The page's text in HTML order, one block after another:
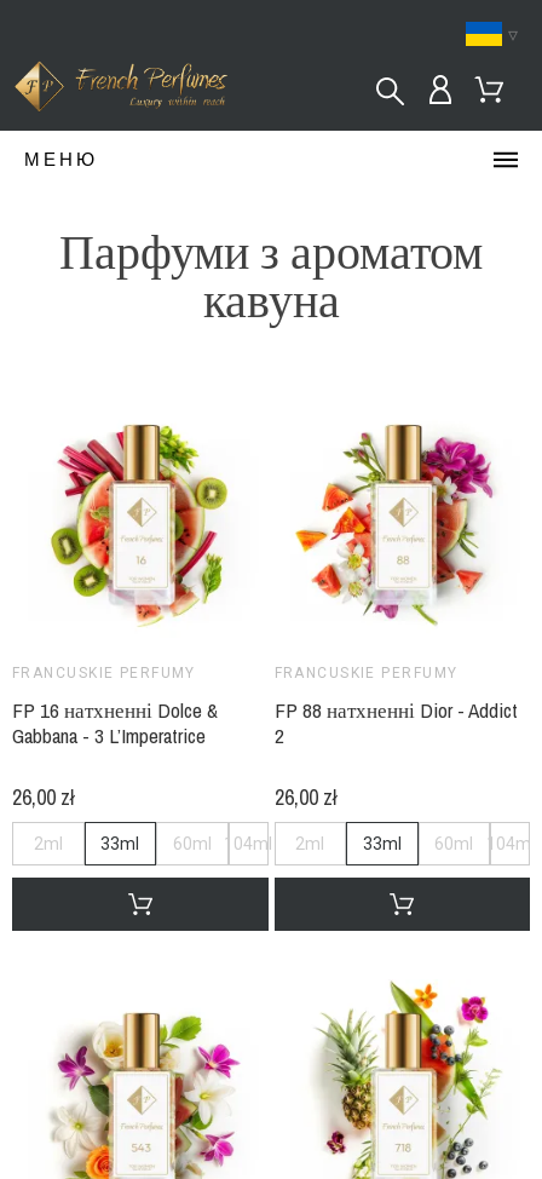
МЕНЮ
Парфуми з ароматом
кавуна
FRANCUSKIE PERFUMY
FP 16 натхненні Dolce &
Gabbana - 3 L’Imperatrice
26,00 zł
2ml 33ml 60ml 104ml
FRANCUSKIE PERFUMY
FP 88 натхненні Dior - Addict
2
26,00 zł
2ml 33ml 60ml 104ml
▿